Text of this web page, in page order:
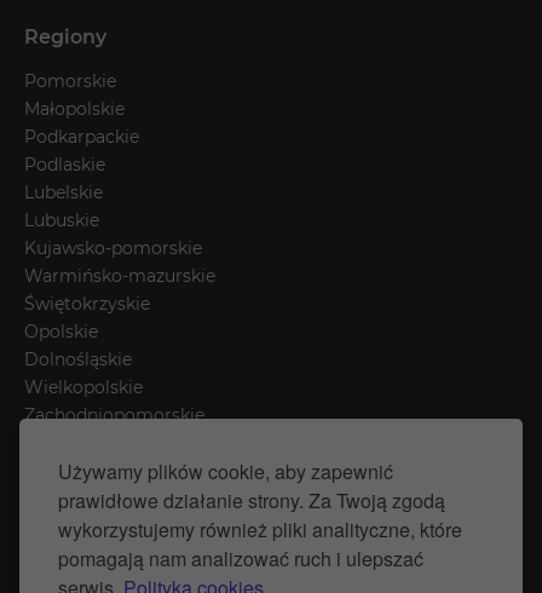
Używamy plików cookie, aby zapewnić
prawidłowe działanie strony. Za Twoją zgodą
wykorzystujemy również pliki analityczne, które
pomagają nam analizować ruch i ulepszać
Regiony
Pomorskie
Małopolskie
Podkarpackie
Podlaskie
Lubelskie
Lubuskie
Kujawsko-pomorskie
Warmińsko-mazurskie
Świętokrzyskie
Opolskie
Dolnośląskie
Wielkopolskie
Zachodniopomorskie
Mazowieckie
Śląskie
Polityka prywatności